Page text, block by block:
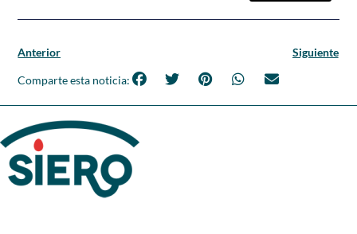
Anterior Siguiente
Comparte esta noticia: